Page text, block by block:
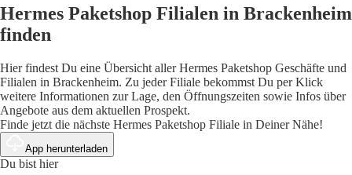
Hermes Paketshop Filialen in Brackenheim
finden
Hier findest Du eine Übersicht aller Hermes Paketshop Geschäfte und
Filialen in Brackenheim. Zu jeder Filiale bekommst Du per Klick
weitere Informationen zur Lage, den Öffnungszeiten sowie Infos über
Angebote aus dem aktuellen Prospekt.
Finde jetzt die nächste Hermes Paketshop Filiale in Deiner Nähe!
App herunterladen
Du bist hier